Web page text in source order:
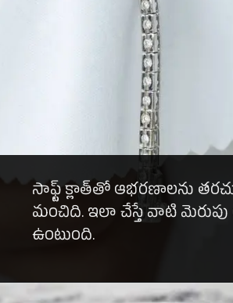
సాఫ్ట్ క్లాత్‌తో ఆభరణాలను
మంచిది. ఇలా చేస్తే వాటి
ఉంటుంది.